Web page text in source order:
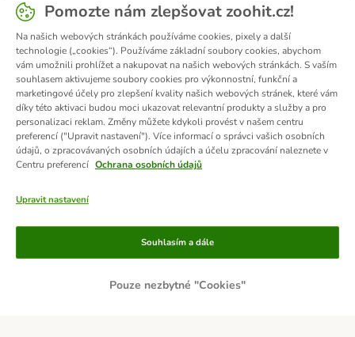
Způsoby platby
DOBÍRKA
Pomozte nám zlepšovat zoohit.cz!
Na našich webových stránkách používáme cookies, pixely a další
technologie („cookies“). Používáme základní soubory cookies, abychom
vám umožnili prohlížet a nakupovat na našich webových stránkách. S vaším
souhlasem aktivujeme soubory cookies pro výkonnostní, funkční a
marketingové účely pro zlepšení kvality našich webových stránek, které vám
díky této aktivaci budou moci ukazovat relevantní produkty a služby a pro
personalizaci reklam. Změny můžete kdykoli provést v našem centru
preferencí ("Upravit nastavení"). Více informací o správci vašich osobních
údajů, o zpracovávaných osobních údajích a účelu zpracování naleznete v
Centru preferencí Ochrana osobních údajů
Upravit nastavení
Pouze nezbytné "Cookies"
Souhlasím a dále